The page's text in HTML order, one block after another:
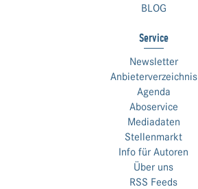
BLOG
Service
Newsletter
Anbieterverzeichnis
Agenda
Aboservice
Mediadaten
Stellenmarkt
Info für Autoren
Über uns
RSS Feeds